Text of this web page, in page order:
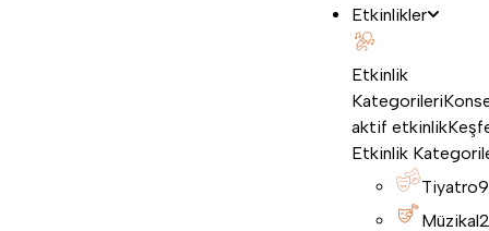
Etkinlikler
Etkinlik
Kategorileri
aktif etkinlik
Etkinlik
Tiyatro9
Müzikal2